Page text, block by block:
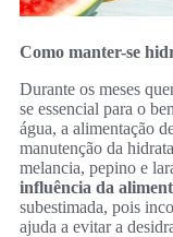
Como manter-se
Durante os meses
se essencial para o
água, a alimentação
manutenção da
melancia, pepino e
influência da
subestimada, pois
ajuda a evitar a